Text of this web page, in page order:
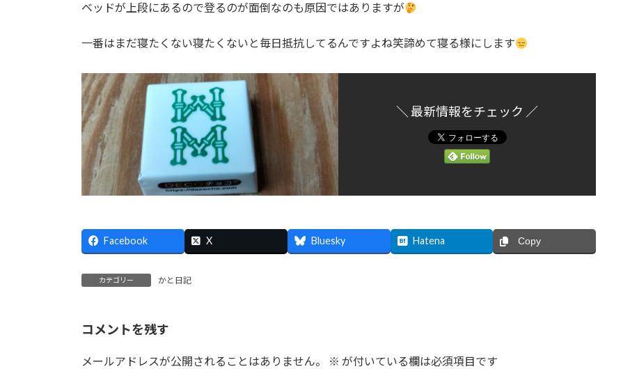
ベッドが上段にあるので登るのが面倒なのも原因ではありますが
一番はまだ寝たくない寝たくないと毎日抵抗してるんですよね笑諦めて寝る様にします
＼ 最新情報をチェック ／
Facebook X Bluesky Hatena Copy
カテゴリー かと日記
コメントを残す
メールアドレスが公開されることはありません。 ※ が付いている欄は必須項目です